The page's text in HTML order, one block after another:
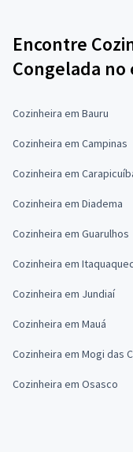
Encontre
Congelada no
Cozinheira em Bauru
Cozinheira em Campinas
Cozinheira em
Cozinheira em Diadema
Cozinheira em Guarulhos
Cozinheira em
Cozinheira em Jundiaí
Cozinheira em Mauá
Cozinheira em Mogi das
Cozinheira em Osasco